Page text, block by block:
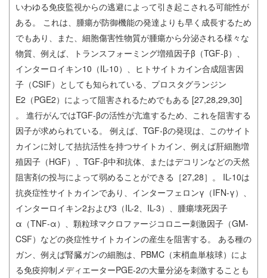
いわゆる免疫監視からの逃避によって引き起こされる可能性が
ある。 これは、腫瘍が防御機能の発達よりも早く成長するため
でもあり、また、細胞傷害性物質が腫瘍から分泌される様々な
物質、例えば、トランスフォーミング増殖因子β（TGF-β）、
インターロイキン10（IL-10）、ヒトサイトカイン合成阻害因
子（CSIF）としても知られている、プロスタグランジン
E2（PGE2）によって阻害されるためでもある [27,28,29,30]
。 進行がんではTGF-βの活性が亢進するため、これを阻害する
因子が求められている。 例えば、TGF-βの発現は、このサイト
カインに対して拮抗活性を持つサイトカイン、例えば肝細胞増
殖因子（HGF）、TGF-β中和抗体、またはデコリンなどの天然
阻害剤の投与によって弱めることができる［27,28］。 IL-10は
抗炎症性サイトカインであり、インターフェロンγ（IFN-γ）、
インターロイキン2および3（IL-2、IL-3）、腫瘍壊死因子
α（TNF-α）、顆粒球マクロファージコロニー刺激因子（GM-
CSF）などの炎症性サイトカインの産生を阻害する。 ある種の
ガン、例えば腎臓ガンの細胞は、PBMC（末梢血単核球）によ
る免疫抑制メディエーターPGE-2の大量分泌を刺激することも